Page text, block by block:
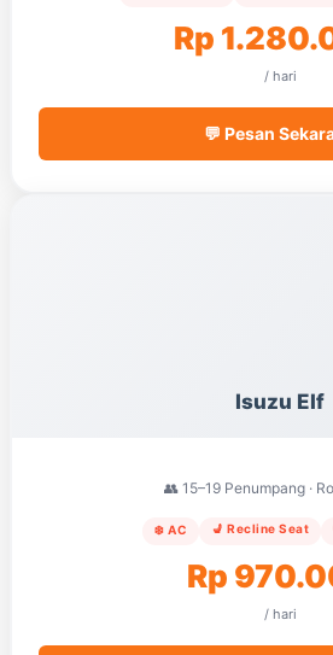
Rp
/ hari
💬 Pesan
Isuzu Elf
👥 15–19 Penumpang ·
❄️ AC 💺 Recline Seat
Rp
/ hari